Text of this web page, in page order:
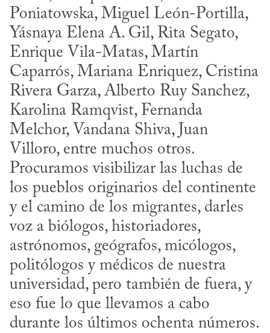
Poniatowska, Miguel León-Portilla,
Yásnaya Elena A. Gil, Rita Segato,
Enrique Vila-Matas, Martín
Caparrós, Mariana Enriquez, Cristina
Rivera Garza, Alberto Ruy Sanchez,
Karolina Ramqvist, Fernanda
Melchor, Vandana Shiva, Juan
Villoro, entre muchos otros.
Procuramos visibilizar las luchas de
los pueblos originarios del continente
y el camino de los migrantes, darles
voz a biólogos, historiadores,
astrónomos, geógrafos, micólogos,
politólogos y médicos de nuestra
universidad, pero también de fuera, y
eso fue lo que llevamos a cabo
durante los últimos ochenta números.